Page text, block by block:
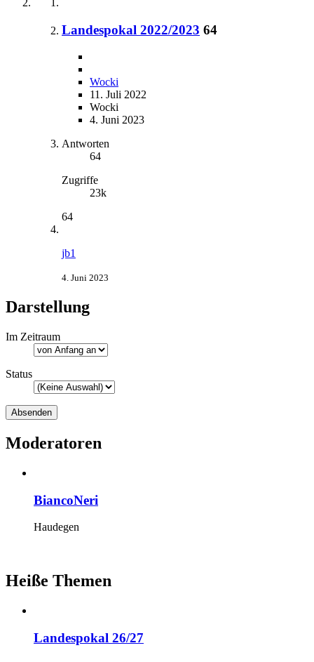
Landespokal 2022/2023 64
Wocki
11. Juli 2022
Wocki
4. Juni 2023
Antworten
64
Zugriffe
23k
64
jb1
4. Juni 2023
Darstellung
Im Zeitraum
Status
Moderatoren
BiancoNeri
Haudegen
Heiße Themen
Landespokal 26/27